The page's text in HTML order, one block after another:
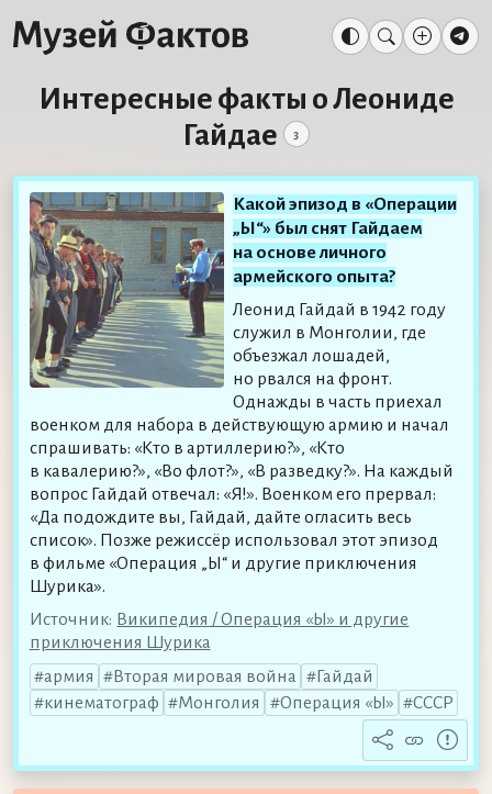
Интересные факты о Леониде
Гайдае
3
Какой эпизод в «Операции
„Ы“» был снят Гайдаем
на основе личного
армейского опыта?
Леонид Гайдай в 1942 году
служил в Монголии, где
объезжал лошадей,
но рвался на фронт.
Однажды в часть приехал
военком для набора в действующую армию и начал
спрашивать: «Кто в артиллерию?», «Кто
в кавалерию?», «Во флот?», «В разведку?». На каждый
вопрос Гайдай отвечал: «Я!». Военком его прервал:
«Да подождите вы, Гайдай, дайте огласить весь
список». Позже режиссёр использовал этот эпизод
в фильме «Операция „Ы“ и другие приключения
Шурика».
Источник: Википедия / Операция «Ы» и другие
приключения Шурика
армия
Вторая мировая война
Гайдай
кинематограф
Монголия Операция «Ы» СССР